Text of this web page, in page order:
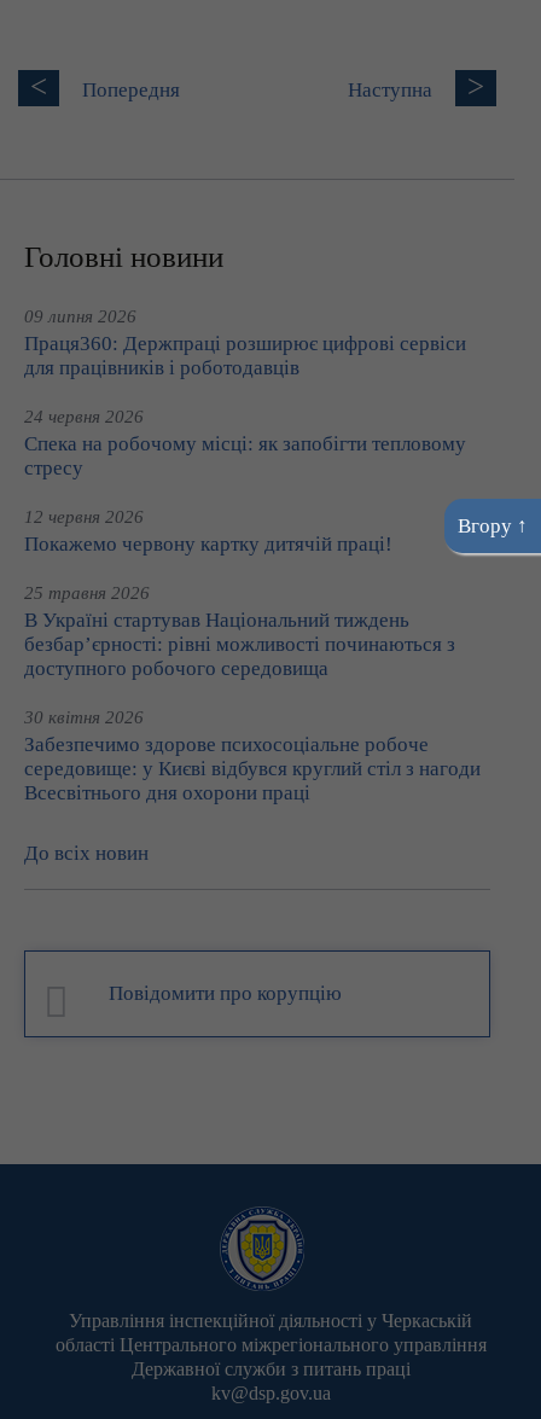
< Попередня Наступна >
Головні новини
09 липня 2026
Праця360: Держпраці розширює цифрові сервіси
для працівників і роботодавців
24 червня 2026
Спека на робочому місці: як запобігти тепловому
стресу
12 червня 2026
Покажемо червону картку дитячій праці!
25 травня 2026
В Україні стартував Національний тиждень
безбар’єрності: рівні можливості починаються з
доступного робочого середовища
30 квітня 2026
Забезпечимо здорове психосоціальне робоче
середовище: у Києві відбувся круглий стіл з нагоди
Всесвітнього дня охорони праці
До всіх новин
Повідомити про корупцію
Управління інспекційної діяльності у Черкаській
області Центрального міжрегіонального управління
Державної служби з питань праці
kv@dsp.gov.ua
Вгору ↑